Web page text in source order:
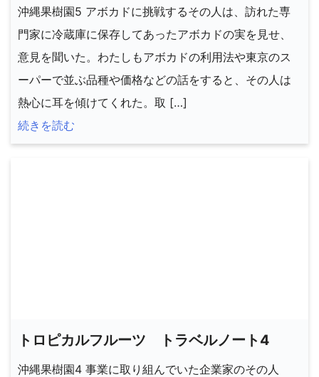
沖縄果樹園5 アボカドに挑戦するその人は、訪れた専
門家に冷蔵庫に保存してあったアボカドの実を見せ、
意見を聞いた。わたしもアボカドの利用法や東京のス
ーパーで並ぶ品種や価格などの話をすると、その人は
熱心に耳を傾けてくれた。取 […]
続きを読む
トロピカルフルーツ トラベルノート4
沖縄果樹園4 事業に取り組んでいた企業家のその人